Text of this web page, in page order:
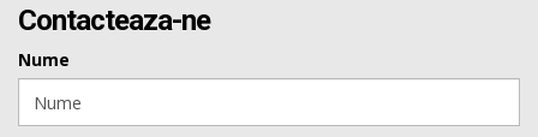
Contacteaza-ne
Nume